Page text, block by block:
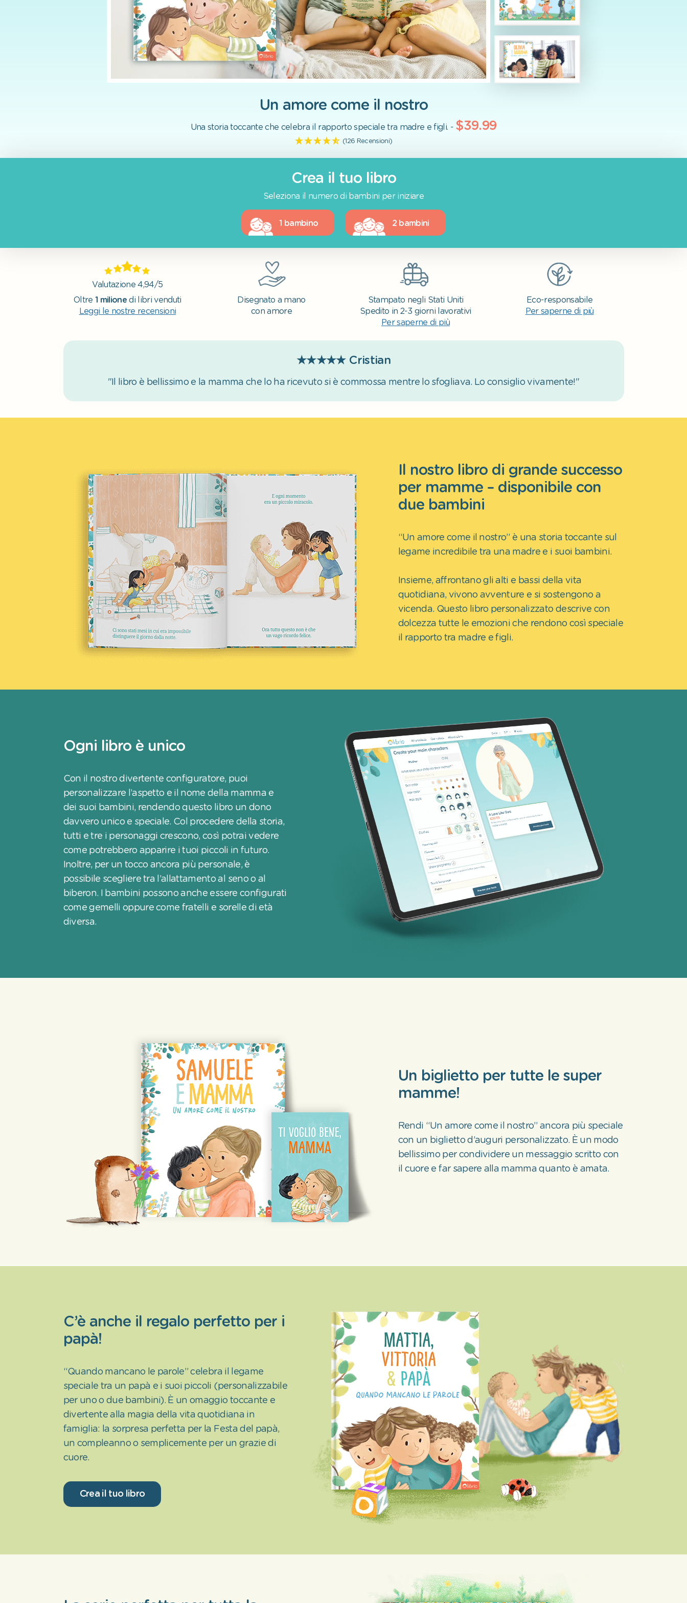
Un amore come il nostro
Una storia toccante che celebra il rapporto speciale tra madre e figli. - $39.99
(126 Recensioni)
Crea il tuo libro
Seleziona il numero di bambini per iniziare
1 bambino 2 bambini
Valutazione 4,94/5
Oltre1 milione di libri venduti
Leggi le nostre recensioni
Disegnato a mano
con amore
Stampato negli Stati Uniti
Spedito in 2-3 giorni lavorativi
Per saperne di più
Eco-responsabile
Per saperne di più
★★★★★ Cristian
"Il libro è bellissimo e la mamma che lo ha ricevuto si è commossa mentre lo sfogliava. Lo consiglio vivamente!"
Il nostro libro di grande successo
per mamme – disponibile con
due bambini
“Un amore come il nostro” è una storia toccante sul
legame incredibile tra una madre e i suoi bambini.
Insieme, affrontano gli alti e bassi della vita
quotidiana, vivono avventure e si sostengono a
vicenda. Questo libro personalizzato descrive con
dolcezza tutte le emozioni che rendono così speciale
il rapporto tra madre e figli.
Ogni libro è unico
Con il nostro divertente configuratore, puoi
personalizzare l’aspetto e il nome della mamma e
dei suoi bambini, rendendo questo libro un dono
davvero unico e speciale. Col procedere della storia,
tutti e tre i personaggi crescono, così potrai vedere
come potrebbero apparire i tuoi piccoli in futuro.
Inoltre, per un tocco ancora più personale, è
possibile scegliere tra l’allattamento al seno o al
biberon. I bambini possono anche essere configurati
come gemelli oppure come fratelli e sorelle di età
diversa.
Un biglietto per tutte le super
mamme!
Rendi “Un amore come il nostro” ancora più speciale
con un biglietto d’auguri personalizzato. È un modo
bellissimo per condividere un messaggio scritto con
il cuore e far sapere alla mamma quanto è amata.
C’è anche il regalo perfetto per i
papà!
“Quando mancano le parole” celebra il legame
speciale tra un papà e i suoi piccoli (personalizzabile
per uno o due bambini). È un omaggio toccante e
divertente alla magia della vita quotidiana in
famiglia: la sorpresa perfetta per la Festa del papà,
un compleanno o semplicemente per un grazie di
cuore.
Crea il tuo libro